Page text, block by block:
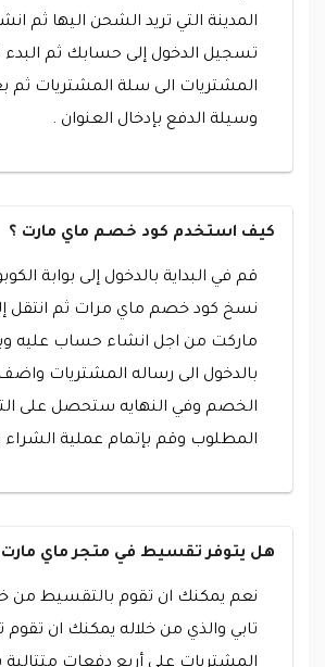
المدينة التي تريد الشحن اليها ثم
تسجيل الدخول إلى حسابك ثم
المشتريات الى سلة المشتريات ثم
وسيلة الدفع بإدخال العنوان .
كيف استخدم كود خصم ماي مارت ؟
قم في البداية بالدخول إلى بوابة
نسخ كود خصم ماي مرات ثم انتقل
ماركت من اجل انشاء حساب عليه
بالدخول الى رساله المشتريات
الخصم وفي النهايه ستحصل على
المطلوب وقم بإتمام عملية الشراء
هل يتوفر تقسيط في متجر ماي مارت
نعم يمكنك ان تقوم بالتقسيط من
تابي والذي من خلاله يمكنك ان
المشتريات على أربع دفعات